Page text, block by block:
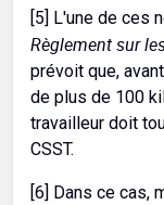
[5] L'une de ces
Règlement sur
prévoit que,
de plus de 100
travailleur doit
CSST.
[6] Dans ce cas,